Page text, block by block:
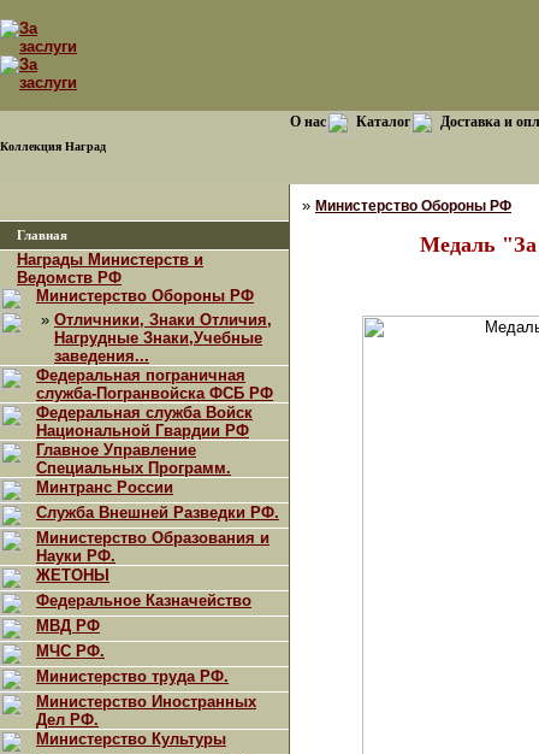
Коллекция Наград
О нас Каталог Доставка и
Главная
Награды Министерств и
Ведомств РФ
Министерство Обороны РФ
» Отличники, Знаки Отличия,
Нагрудные Знаки,Учебные
заведения...
Федеральная пограничная
служба-Погранвойска ФСБ РФ
Федеральная служба Войск
Национальной Гвардии РФ
Главное Управление
Специальных Программ.
Минтранс России
Служба Внешней Разведки РФ.
Министерство Образования и
Науки РФ.
ЖЕТОНЫ
Федеральное Казначейство
МВД РФ
МЧС РФ.
Министерство труда РФ.
Министерство Иностранных
Дел РФ.
Министерство Культуры
» Министерство Обороны РФ
Медаль "За